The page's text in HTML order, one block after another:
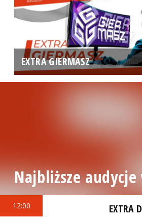
EXTRA GIERMASZ
Najbliższe audycje
12:00 EXTRA